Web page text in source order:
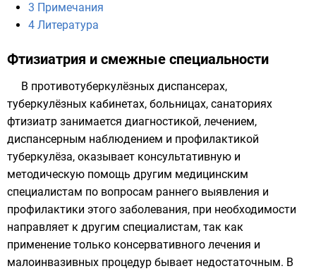
3 Примечания
4 Литература
Фтизиатрия и смежные специальности
В противотуберкулёзных диспансерах,
туберкулёзных кабинетах, больницах, санаториях
фтизиатр занимается диагностикой, лечением,
диспансерным наблюдением и профилактикой
туберкулёза, оказывает консультативную и
методическую помощь другим медицинским
специалистам по вопросам раннего выявления и
профилактики этого заболевания, при необходимости
направляет к другим специалистам, так как
применение только консервативного лечения и
малоинвазивных процедур бывает недостаточным. В